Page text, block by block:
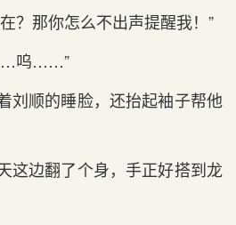
？那你怎么不出声提醒我！”
呜……”
刘顺的睡脸，还抬起袖子帮他
这边翻了个身，手正好搭到龙